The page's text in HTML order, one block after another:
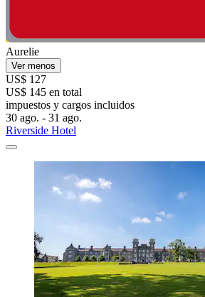
Aurelie
Ver menos
US$ 127
US$ 145 en total
impuestos y cargos incluidos
30 ago. - 31 ago.
Riverside Hotel